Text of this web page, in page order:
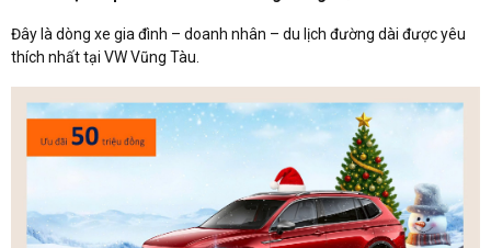
Đây là dòng xe gia đình – doanh nhân – du lịch đường dài được yêu
thích nhất tại VW Vũng Tàu.